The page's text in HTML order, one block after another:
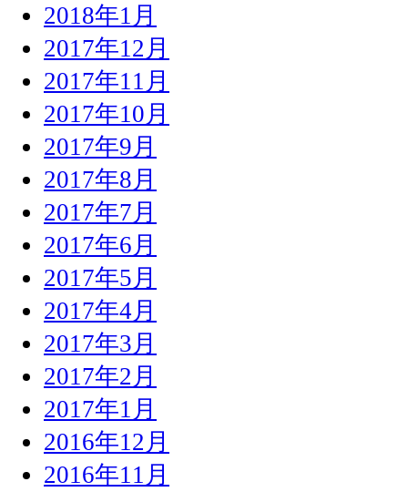
2018年1月
2017年12月
2017年11月
2017年10月
2017年9月
2017年8月
2017年7月
2017年6月
2017年5月
2017年4月
2017年3月
2017年2月
2017年1月
2016年12月
2016年11月